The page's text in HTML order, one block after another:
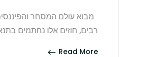
מבוא עולם המסחר
רבים, חוזים אלו נחתמים
Read More